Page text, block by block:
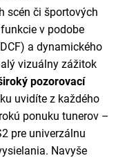
scén či športových
v podobe
a dynamického
vizuálny zážitok
pozorovací
uvidíte z každého
ponuku tunerov –
pre univerzálnu
Navyše